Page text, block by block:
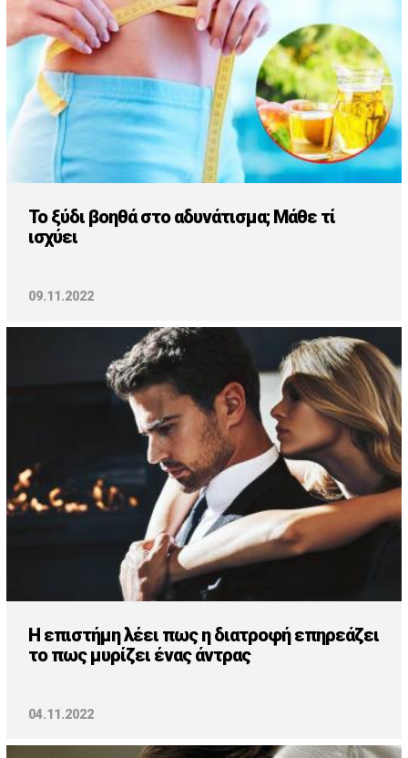
Το ξύδι βοηθά στο αδυνάτισμα; Μάθε τί
ισχύει
09.11.2022
Η επιστήμη λέει πως η διατροφή επηρεάζει
το πως μυρίζει ένας άντρας
04.11.2022